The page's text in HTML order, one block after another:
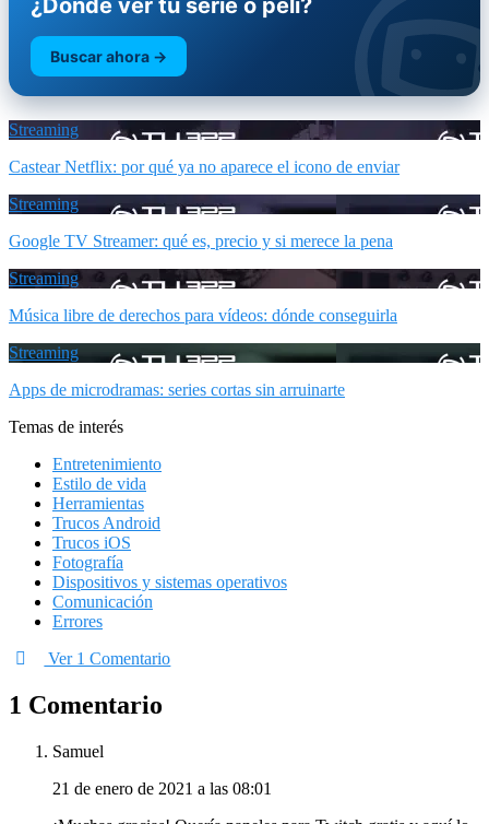
¿Dónde ver tu serie o peli?
Buscar ahora →
Streaming
Castear Netflix: por qué ya no aparece el icono de enviar
Streaming
Google TV Streamer: qué es, precio y si merece la pena
Streaming
Música libre de derechos para vídeos: dónde conseguirla
Streaming
Apps de microdramas: series cortas sin arruinarte
Temas de interés
Entretenimiento
Estilo de vida
Herramientas
Trucos Android
Trucos iOS
Fotografía
Dispositivos y sistemas operativos
Comunicación
Errores
Ver 1 Comentario
1 Comentario
Samuel
21 de enero de 2021 a las 08:01